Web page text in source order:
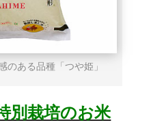
のある品種「つや姫」
別栽培のお米